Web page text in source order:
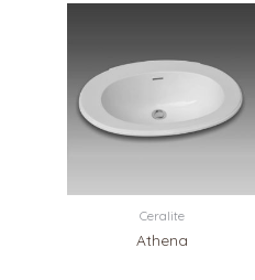
Ceralite
Athena